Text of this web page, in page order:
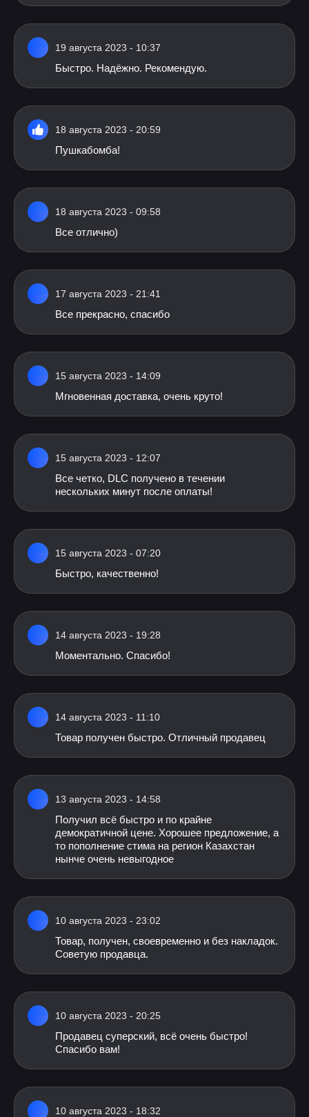
19 августа 2023 - 10:37
Быстро. Надёжно. Рекомендую.
18 августа 2023 - 20:59
Пушкабомба!
18 августа 2023 - 09:58
Все отлично)
17 августа 2023 - 21:41
Все прекрасно, спасибо
15 августа 2023 - 14:09
Мгновенная доставка, очень круто!
15 августа 2023 - 12:07
Все четко, DLC получено в течении
нескольких минут после оплаты!
15 августа 2023 - 07:20
Быстро, качественно!
14 августа 2023 - 19:28
Моментально. Спасибо!
14 августа 2023 - 11:10
Товар получен быстро. Отличный продавец
13 августа 2023 - 14:58
Получил всё быстро и по крайне
демократичной цене. Хорошее предложение, а
то пополнение стима на регион Казахстан
нынче очень невыгодное
10 августа 2023 - 23:02
Товар, получен, своевременно и без накладок.
Советую продавца.
10 августа 2023 - 20:25
Продавец суперский, всё очень быстро!
Спасибо вам!
10 августа 2023 - 18:32